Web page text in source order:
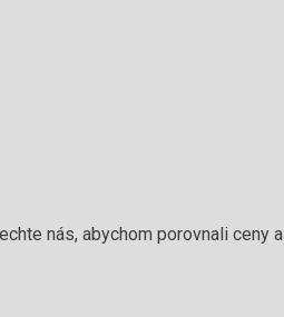
nás, abychom porovnali ceny a